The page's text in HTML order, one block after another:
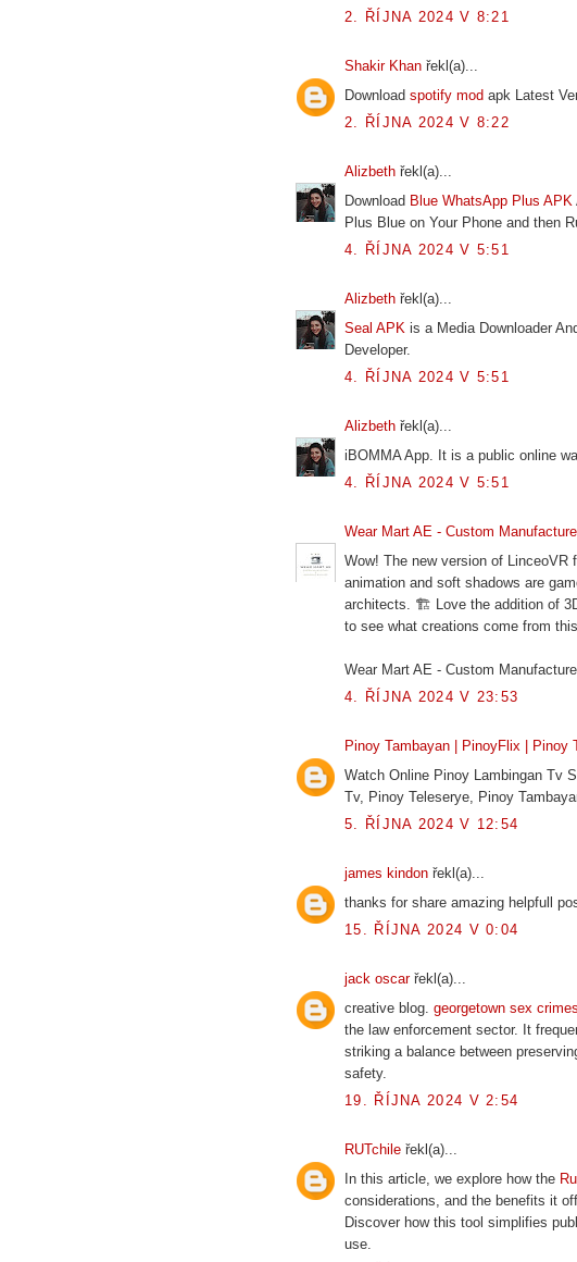
2. ŘÍJNA 2024 V 8:21
Shakir Khan řekl(a)...
Download spotify mod apk Latest
2. ŘÍJNA 2024 V 8:22
Alizbeth řekl(a)...
Download Blue WhatsApp Plus APK
Plus Blue on Your Phone and then
4. ŘÍJNA 2024 V 5:51
Alizbeth řekl(a)...
Seal APK is a Media Downloader
Developer.
4. ŘÍJNA 2024 V 5:51
Alizbeth řekl(a)...
iBOMMA App. It is a public online
4. ŘÍJNA 2024 V 5:51
Wear Mart AE - Custom
Wow! The new version of LinceoVR
animation and soft shadows are
architects. 🏗️ Love the addition of
to see what creations come from
Wear Mart AE - Custom
4. ŘÍJNA 2024 V 23:53
Pinoy Tambayan | PinoyFlix | Pinoy
Watch Online Pinoy Lambingan Tv
Tv, Pinoy Teleserye, Pinoy
5. ŘÍJNA 2024 V 12:54
james kindon řekl(a)...
thanks for share amazing helpfull
15. ŘÍJNA 2024 V 0:04
jack oscarřekl(a)...
creative blog. georgetown sex
the law enforcement sector. It
striking a balance between
safety.
19. ŘÍJNA 2024 V 2:54
RUTchile řekl(a)...
In this article, we explore how the
considerations, and the benefits it
Discover how this tool simplifies
use.